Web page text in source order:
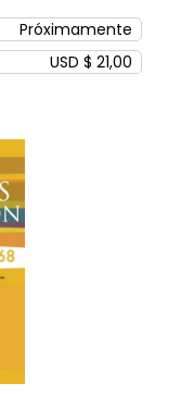
Próximamente
USD $ 21,00